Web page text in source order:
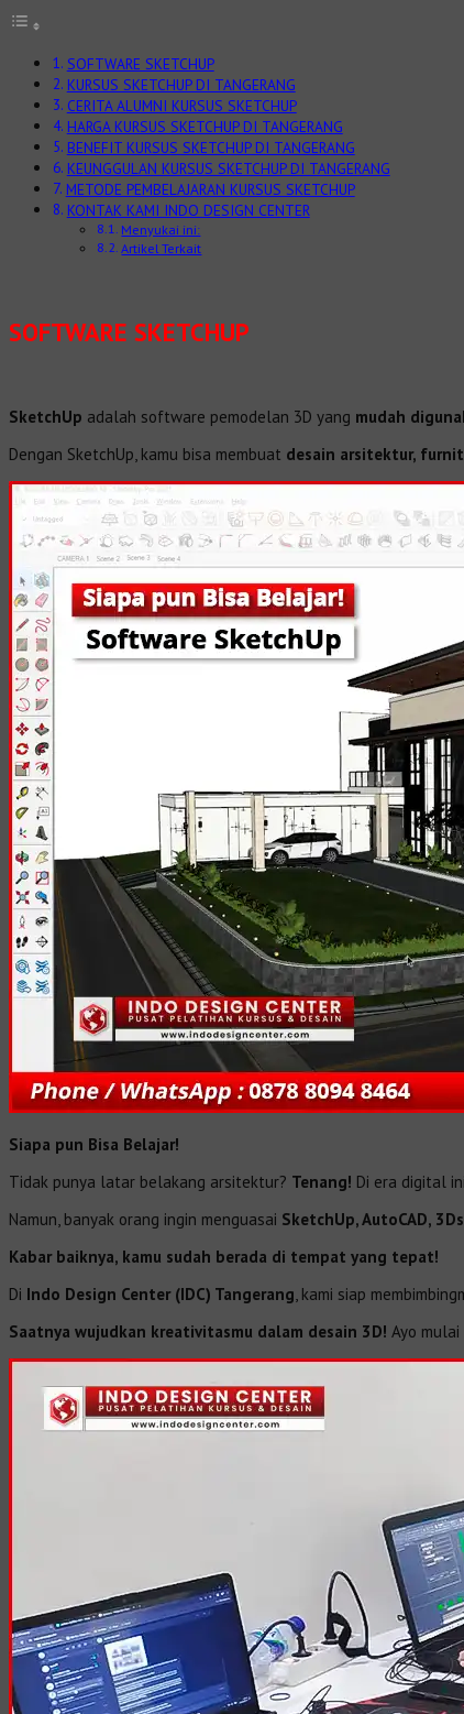
SOFTWARE SKETCHUP
KURSUS SKETCHUP DI TANGERANG
CERITA ALUMNI KURSUS SKETCHUP
HARGA KURSUS SKETCHUP DI TANGERANG
BENEFIT KURSUS SKETCHUP DI TANGERANG
KEUNGGULAN KURSUS SKETCHUP DI TANGERANG
METODE PEMBELAJARAN KURSUS SKETCHUP
KONTAK KAMI INDO DESIGN CENTER
Menyukai ini:
Artikel Terkait
SOFTWARE SKETCHUP
SketchUp adalah software pemodelan 3D yang mudah
Dengan SketchUp, kamu bisa membuat desain arsitektur,
Siapa pun Bisa Belajar!
Tidak punya latar belakang arsitektur? Tenang! Di era digital
Namun, banyak orang ingin menguasai SketchUp, AutoCAD,
Kabar baiknya, kamu sudah berada di tempat yang tepat!
Di Indo Design Center (IDC) Tangerang , kami siap
Saatnya wujudkan kreativitasmu dalam desain 3D! Ayo